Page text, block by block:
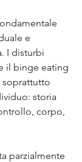
e
I disturbi
il binge eating
soprattutto
storia
corpo,
parzialmente